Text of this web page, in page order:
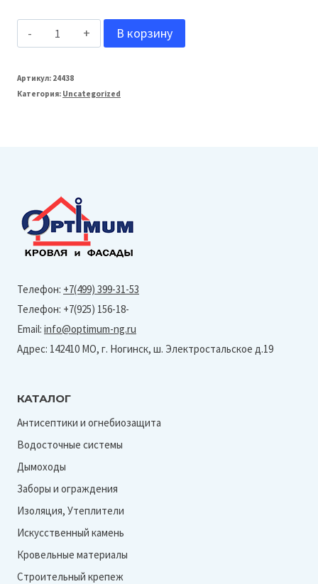
Количество
Grand
Line
кирпич
(Granite-
RR
В корзину
Артикул: 24438
Категория: Uncategorized
Телефон: +7(499) 399-31-53
Телефон: +7(925) 156-18-
Email: info@optimum-ng.ru
Адрес: 142410 МО, г. Ногинск, ш. Электростальское д.19
КАТАЛОГ
Антисептики и огнебиозащита
Водосточные системы
Дымоходы
Заборы и ограждения
Изоляция, Утеплители
Искусственный камень
Кровельные материалы
Строительный крепеж